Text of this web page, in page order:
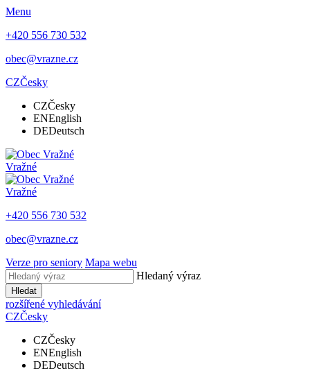
Menu
+420 556 730 532
obec@vrazne.cz
CZČesky
CZČesky
ENEnglish
DEDeutsch
Vražné
Vražné
+420 556 730 532
obec@vrazne.cz
Verze pro seniory Mapa webu
Hledaný výraz
Hledat
rozšířené vyhledávání
CZČesky
CZČesky
ENEnglish
DEDeutsch